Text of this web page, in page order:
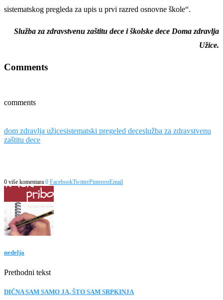
sistematskog pregleda za upis u prvi razred osnovne škole“.
Služba za zdravstvenu zaštitu dece i školske dece Doma zdravlja
Užice.
Comments
comments
dom zdravlja užicesistematski pregeled deceslužba za zdravstvenu
zaštitu dece
0 više komentara 0 FacebookTwitterPinterestEmail
nedelja
Prethodni tekst
DIČNA SAM SAMO JA, ŠTO SAM SRPKINJA